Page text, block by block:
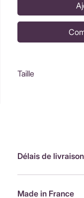
Taille
Délais de livraison
de livraison : 3,90
Made in France